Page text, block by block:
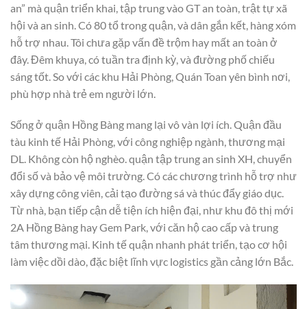
an” mà quận triển khai, tập trung vào GT an toàn, trật tự xã
hội và an sinh. Có 80 tổ trong quận, và dân gắn kết, hàng xóm
hỗ trợ nhau. Tôi chưa gặp vấn đề trộm hay mất an toàn ở
đây. Đêm khuya, có tuần tra định kỳ, và đường phố chiếu
sáng tốt. So với các khu Hải Phòng, Quán Toan yên bình nơi,
phù hợp nhà trẻ em người lớn.
Sống ở quận Hồng Bàng mang lại vô vàn lợi ích. Quận đầu
tàu kinh tế Hải Phòng, với công nghiệp ngành, thương mại
DL. Không còn hộ nghèo. quận tập trung an sinh XH, chuyển
đổi số và bảo vệ môi trường. Có các chương trình hỗ trợ như
xây dựng công viên, cải tạo đường sá và thúc đẩy giáo dục.
Từ nhà, bạn tiếp cận dễ tiện ích hiện đại, như khu đô thị mới
2A Hồng Bàng hay Gem Park, với căn hộ cao cấp và trung
tâm thương mại. Kinh tế quận nhanh phát triển, tạo cơ hội
làm việc dồi dào, đặc biệt lĩnh vực logistics gần cảng lớn Bắc.